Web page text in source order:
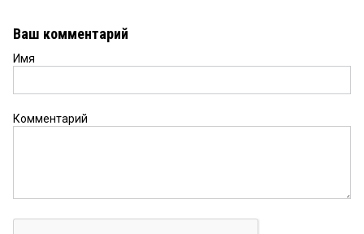
Ваш комментарий
Имя
Комментарий